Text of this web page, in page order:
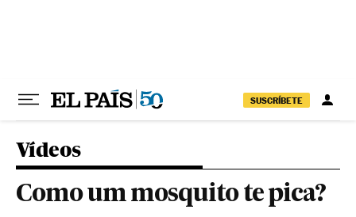
SUSCRÍBETE
Vídeos
Como um mosquito te pica?